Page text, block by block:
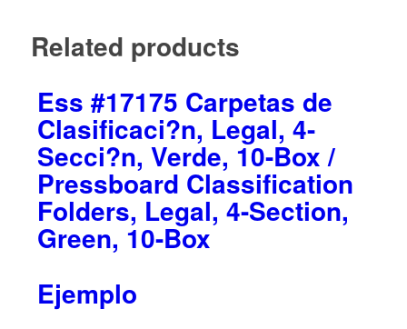
Related products
Ess #17175 Carpetas de
Clasificaci?n, Legal, 4-
Secci?n, Verde, 10-Box /
Pressboard Classification
Folders, Legal, 4-Section,
Green, 10-Box
Ejemplo